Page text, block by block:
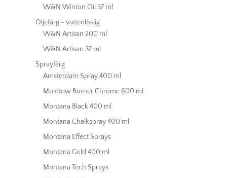
W&N Winton Oil 37 ml
Oljefärg - vattenlöslig
W&N Artisan 200 ml
W&N Artisan 37 ml
Sprayfärg
Amsterdam Spray 400 ml
Molotow Burner Chrome 600 ml
Montana Black 400 ml
Montana Chalkspray 400 ml
Montana Effect Sprays
Montana Gold 400 ml
Montana Tech Sprays